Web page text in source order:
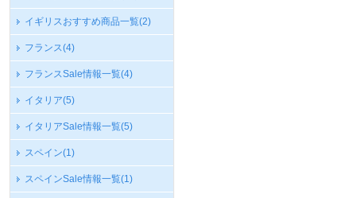
イギリスおすすめ商品一覧(2)
フランス(4)
フランスSale情報一覧(4)
イタリア(5)
イタリアSale情報一覧(5)
スペイン(1)
スペインSale情報一覧(1)